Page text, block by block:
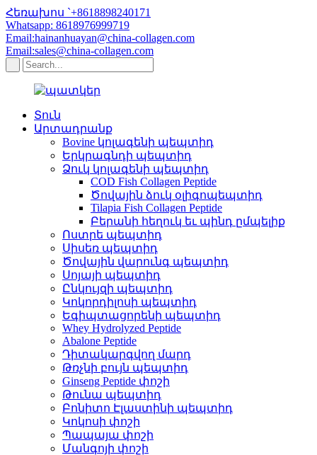
Հեռախոս `+8618898240171
Whatsapp: 8618976999719
Email:hainanhuayan@china-collagen.com
Email:sales@china-collagen.com
Տուն
Արտադրանք
Bovine կոլագենի պեպտիդ
Երկրագնդի պեպտիդ
Ձուկ կոլագենի պեպտիդ
COD Fish Collagen Peptide
Ծովային ձուկ օլիգոպեպտիդ
Tilapia Fish Collagen Peptide
Բերանի հեղուկ եւ պինդ ըմպելիք
Ոստրե պեպտիդ
Սիսեռ պեպտիդ
Ծովային վարունգ պեպտիդ
Սոյայի պեպտիդ
Ընկույզի պեպտիդ
Կոկորդիլոսի պեպտիդ
Եգիպտացորենի պեպտիդ
Whey Hydrolyzed Peptide
Abalone Peptide
Դիտակարգվող մարդ
Թռչնի բույն պեպտիդ
Ginseng Peptide փոշի
Թունա պեպտիդ
Բոնիտո Էլաստինի պեպտիդ
Կոկոսի փոշի
Պապայա փոշի
Մանգոյի փոշի